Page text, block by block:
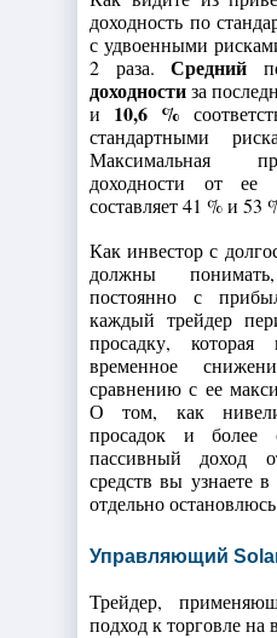
доходность по
с удвоенными
2 раза. Средний
доходностиза
и 10,6 %
стандартными
Максимальная
доходности от ее
составляет 41 % и 53
Как инвестор с
должны
постоянно с
каждый трейдер
просадку, которая
временное
сравнению с ее
О том, как
просадок и более
пассивный доход
средств вы узнаете
отдельно
Управляющий
Трейдер,
подход к торговле